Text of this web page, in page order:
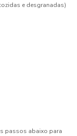
e desgranadas)
passos abaixo para